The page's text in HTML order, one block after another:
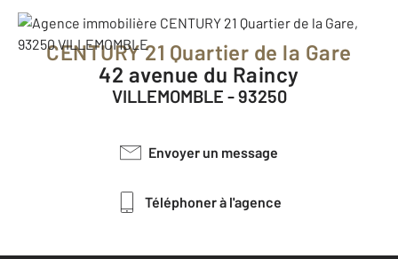
CENTURY 21 Quartier de la Gare
42 avenue du Raincy
VILLEMOMBLE - 93250
Envoyer un message
Téléphoner à l'agence